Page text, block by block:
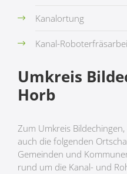
Kanalortung
Kanal-
Umkreis
Horb
Zum Umkreis
auch die folgenden
Gemeinden und
rund um die Kanal- und